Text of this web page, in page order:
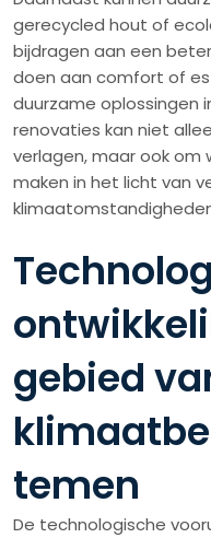
gerecycled hout of
bijdragen aan een
doen aan comfort of
duurzame oplossingen
renovaties kan niet
verlagen, maar ook
maken in het licht van
gebied
temen
De technologische